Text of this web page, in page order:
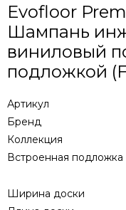
Evofloor
Шампань
виниловый
подложкой
Артикул
Бренд
Коллекция
Встроенная подложка
Ширина доски